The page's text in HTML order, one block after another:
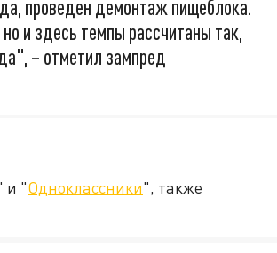
проведен демонтаж пищеблока.
и здесь темпы рассчитаны так,
– отметил зампред
и "Одноклассники", также